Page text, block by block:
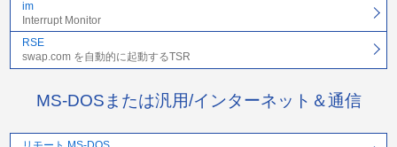
im
Interrupt Monitor
RSE
swap.com を自動的に起動するTSR
MS-DOSまたは汎用/インターネット＆通信